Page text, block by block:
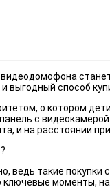
видеодомофона
выгодный способ
о котором
с
и на расстоянии
ведь такие
моменты,